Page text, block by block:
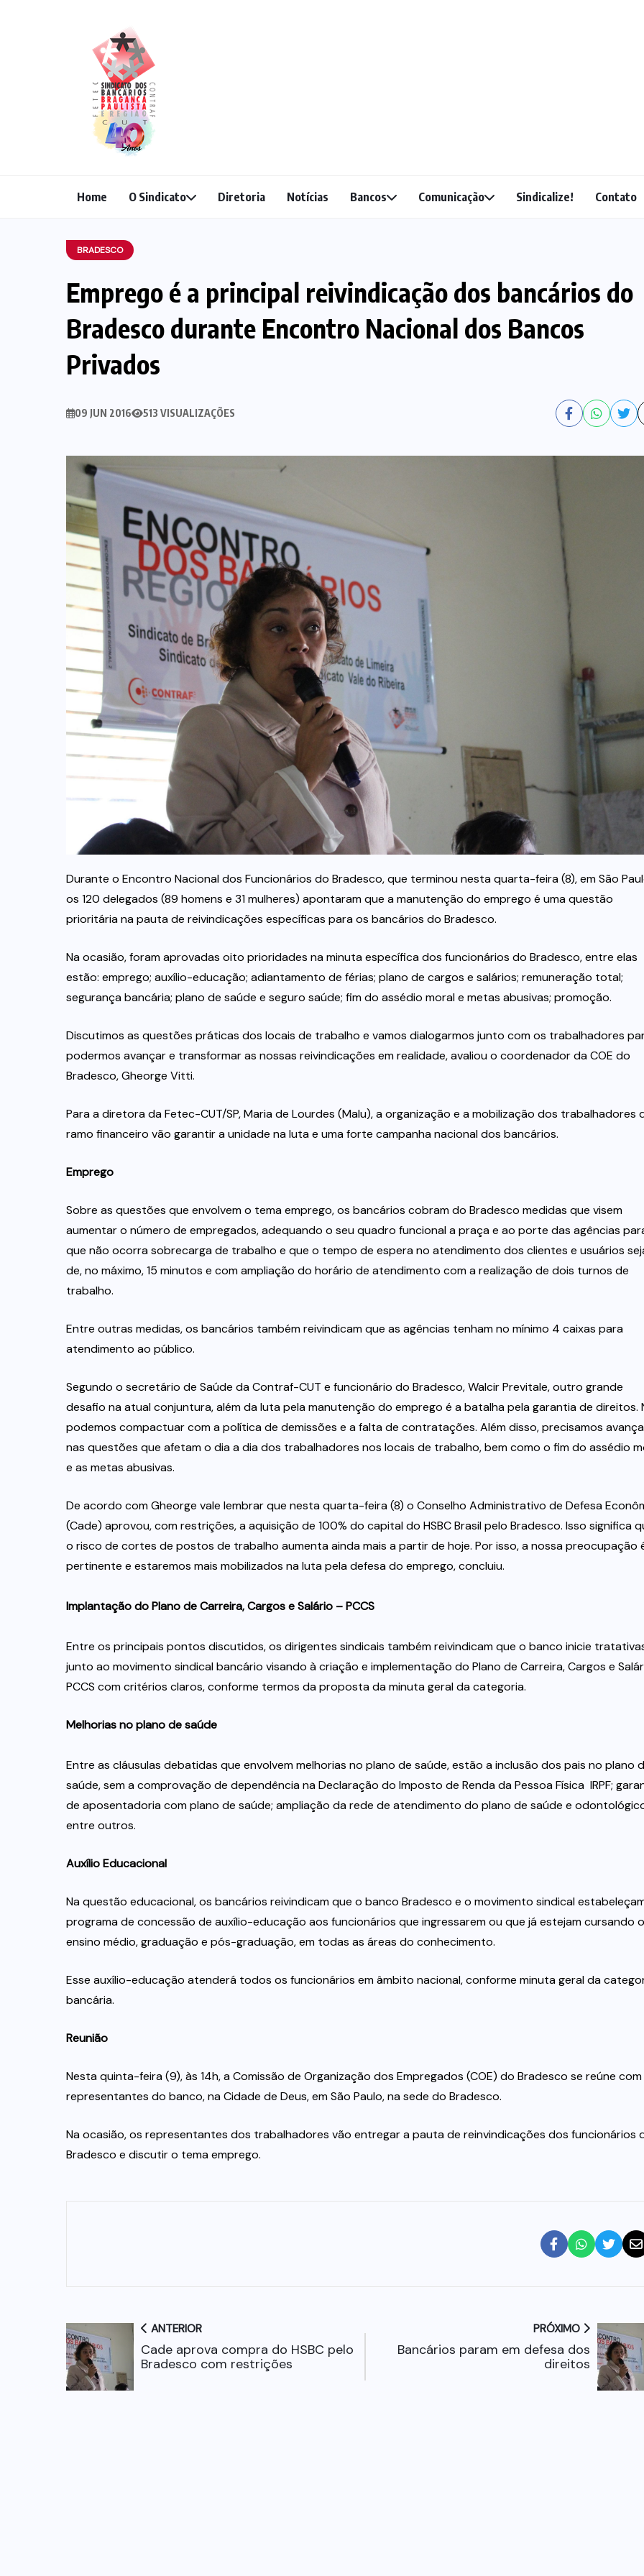
Home O Sindicato Diretoria Notícias Bancos Comunicação Sindicalize! Contato
BRADESCO
Emprego é a principal reivindicação dos bancários do
Bradesco durante Encontro Nacional dos Bancos
Privados
09 JUN 2016 513 VISUALIZAÇÕES
Durante o Encontro Nacional dos Funcionários do Bradesco, que terminou nesta quarta-feira (8), em São
os 120 delegados (89 homens e 31 mulheres) apontaram que a manutenção do emprego é uma questão
prioritária na pauta de reivindicações específicas para os bancários do Bradesco.
Na ocasião, foram aprovadas oito prioridades na minuta específica dos funcionários do Bradesco, entre elas
estão: emprego; auxílio-educação; adiantamento de férias; plano de cargos e salários; remuneração total;
segurança bancária; plano de saúde e seguro saúde; fim do assédio moral e metas abusivas; promoção.
Discutimos as questões práticas dos locais de trabalho e vamos dialogarmos junto com os trabalhadores
podermos avançar e transformar as nossas reivindicações em realidade, avaliou o coordenador da COE do
Bradesco, Gheorge Vitti.
Para a diretora da Fetec-CUT/SP, Maria de Lourdes (Malu), a organização e a mobilização dos trabalhadores
ramo financeiro vão garantir a unidade na luta e uma forte campanha nacional dos bancários.
Emprego
Sobre as questões que envolvem o tema emprego, os bancários cobram do Bradesco medidas que visem
aumentar o número de empregados, adequando o seu quadro funcional a praça e ao porte das agências
que não ocorra sobrecarga de trabalho e que o tempo de espera no atendimento dos clientes e usuários
de, no máximo, 15 minutos e com ampliação do horário de atendimento com a realização de dois turnos de
trabalho.
Entre outras medidas, os bancários também reivindicam que as agências tenham no mínimo 4 caixas para
atendimento ao público.
Segundo o secretário de Saúde da Contraf-CUT e funcionário do Bradesco, Walcir Previtale, outro grande
desafio na atual conjuntura, além da luta pela manutenção do emprego é a batalha pela garantia de direitos.
podemos compactuar com a política de demissões e a falta de contratações. Além disso, precisamos
nas questões que afetam o dia a dia dos trabalhadores nos locais de trabalho, bem como o fim do assédio
e as metas abusivas.
De acordo com Gheorge vale lembrar que nesta quarta-feira (8) o Conselho Administrativo de Defesa
(Cade) aprovou, com restrições, a aquisição de 100% do capital do HSBC Brasil pelo Bradesco. Isso significa
o risco de cortes de postos de trabalho aumenta ainda mais a partir de hoje. Por isso, a nossa preocupação
pertinente e estaremos mais mobilizados na luta pela defesa do emprego, concluiu.
Implantação do Plano de Carreira, Cargos e Salário – PCCS
Entre os principais pontos discutidos, os dirigentes sindicais também reivindicam que o banco inicie
junto ao movimento sindical bancário visando à criação e implementação do Plano de Carreira, Cargos e
PCCS com critérios claros, conforme termos da proposta da minuta geral da categoria.
Melhorias no plano de saúde
Entre as cláusulas debatidas que envolvem melhorias no plano de saúde, estão a inclusão dos pais no plano
saúde, sem a comprovação de dependência na Declaração do Imposto de Renda da Pessoa Física  IRPF;
de aposentadoria com plano de saúde; ampliação da rede de atendimento do plano de saúde e
entre outros.
Auxílio Educacional
Na questão educacional, os bancários reivindicam que o banco Bradesco e o movimento sindical
programa de concessão de auxílio-educação aos funcionários que ingressarem ou que já estejam cursando o
ensino médio, graduação e pós-graduação, em todas as áreas do conhecimento.
Esse auxílio-educação atenderá todos os funcionários em âmbito nacional, conforme minuta geral da
bancária.
Reunião
Nesta quinta-feira (9), às 14h, a Comissão de Organização dos Empregados (COE) do Bradesco se reúne
representantes do banco, na Cidade de Deus, em São Paulo, na sede do Bradesco.
Na ocasião, os representantes dos trabalhadores vão entregar a pauta de reinvindicações dos funcionários
Bradesco e discutir o tema emprego.
ANTERIOR
Cade aprova compra do HSBC pelo
Bradesco com restrições
PRÓXIMO
Bancários param em defesa dos
direitos